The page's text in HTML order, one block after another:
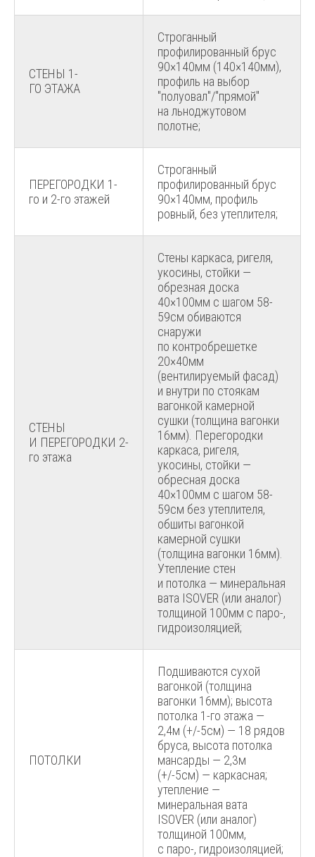
СТЕНЫ 1-
ГО ЭТАЖА
Строганный
профилированный брус
90×140мм (140×140мм),
профиль на выбор
"полуовал"/"прямой"
на льноджутовом
полотне;
ПЕРЕГОРОДКИ 1-
го и 2-го этажей
Строганный
профилированный брус
90×140мм, профиль
ровный, без утеплителя;
СТЕНЫ
И ПЕРЕГОРОДКИ 2-
го этажа
Стены каркаса, ригеля,
укосины, стойки —
обрезная доска
40×100мм с шагом 58-
59см обиваются
снаружи
по контробрешетке
20×40мм
(вентилируемый фасад)
и внутри по стоякам
вагонкой камерной
сушки (толщина вагонки
16мм). Перегородки
каркаса, ригеля,
укосины, стойки —
обресная доска
40×100мм с шагом 58-
59см без утеплителя,
обшиты вагонкой
камерной сушки
(толщина вагонки 16мм).
Утепление стен
и потолка — минеральная
вата ISOVER (или аналог)
толщиной 100мм с паро-,
гидроизоляцией;
ПОТОЛКИ
Подшиваются сухой
вагонкой (толщина
вагонки 16мм); высота
потолка 1-го этажа —
2,4м (+/-5см) — 18 рядов
бруса, высота потолка
мансарды — 2,3м
(+/-5см) — каркасная;
утепление —
минеральная вата
ISOVER (или аналог)
толщиной 100мм,
с паро-, гидроизоляцией;